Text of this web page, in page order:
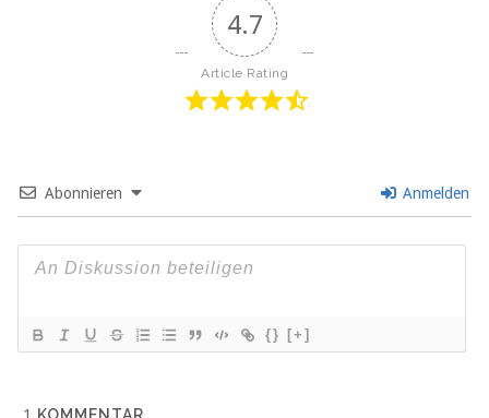
4.7
Article Rating
Abonnieren Anmelden
{} [+]